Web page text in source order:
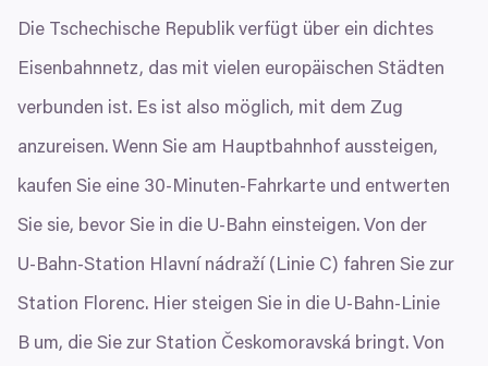
My anaši 1022 partneřizpracováváme vaše údaje (jako
např. číslo IP) pomocí technologií, jako např. souborů
zařízení, abychom vám mohli nabízet personalizované
reklamy a obsah, měření reklam a obsahu, náhled na
toho, kdo vaše údaje používá a k jakým účelům.
Shromažďovali informace o vaší geografické
poloze, které mohou být přesné na několik metrů
Identifikovali vaše zařízení pomocí aktivního
skenování pro konkrétní charakteristiky (otisk prstu)
souhlasu
Nutné
Die Tschechische Republik verfügt über ein dichtes
Eisenbahnnetz, das mit vielen europäischen Städten
verbunden ist. Es ist also möglich, mit dem Zug
anzureisen. Wenn Sie am Hauptbahnhof aussteigen,
kaufen Sie eine 30-Minuten-Fahrkarte und entwerten
Sie sie, bevor Sie in die U‑Bahn einsteigen. Von der
U‑Bahn-Station Hlavní nádraží (Linie C) fahren Sie zur
Station Florenc. Hier steigen Sie in die U‑Bahn-Linie
B um, die Sie zur Station Českomoravská bringt. Von